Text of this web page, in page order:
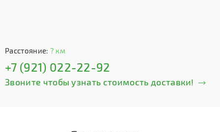
Расстояние: ? км
+7 (921) 022-22-92
Звоните чтобы узнать стоимость доставки!